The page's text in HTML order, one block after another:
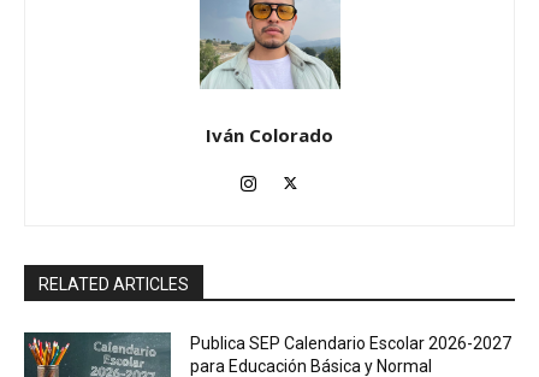
Iván Colorado
RELATED ARTICLES
Publica SEP Calendario Escolar 2026-2027
para Educación Básica y Normal